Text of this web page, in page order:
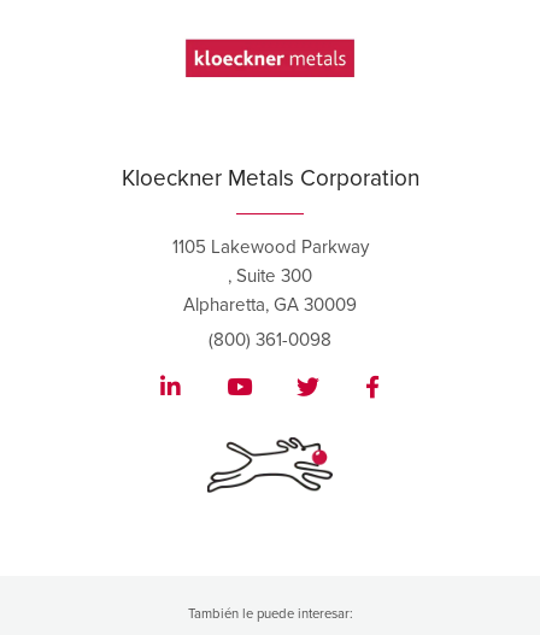
Kloeckner Metals Corporation
1105 Lakewood Parkway
, Suite 300
Alpharetta, GA 30009
(800) 361-0098
También le puede interesar: